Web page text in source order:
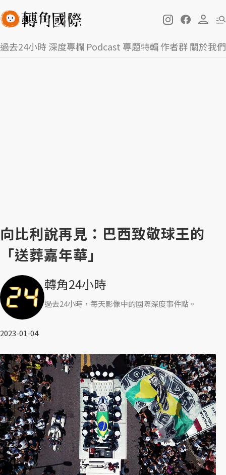
過去24小時深度專欄 Podcast 專題特輯作者群關於我們
向比利說再見：巴西致敬球王的
「送葬嘉年華」
轉角24小時
過去24小時，每天影像中的國際深度事件點。
2023-01-04